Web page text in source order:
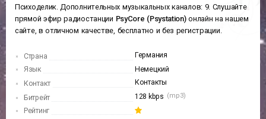
Психоделик. Дополнительных музыкальных каналов: 9. Слушайте
прямой эфир радиостанции PsyCore (Psystation)онлайн на нашем
сайте, в отличном качестве, бесплатно и без регистрации.
Страна
Германия
Язык
Немецкий
Контакт
Контакты
Битрейт
128 kbps (mp3)
Рейтинг